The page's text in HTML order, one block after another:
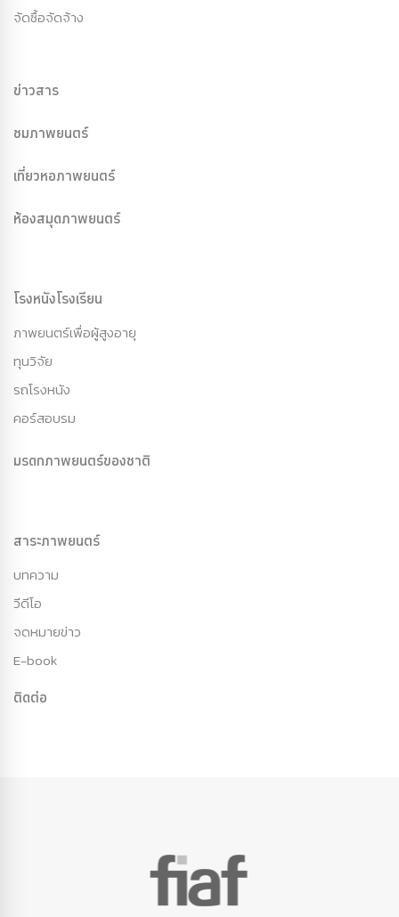
จัดซื้อจัดจ้าง
ข่าวสาร
ชมภาพยนตร์
เที่ยวหอภาพยนตร์
ห้องสมุดภาพยนตร์
โรงหนังโรงเรียน
ภาพยนตร์เพื่อผู้สูงอายุ
ทุนวิจัย
รถโรงหนัง
คอร์สอบรม
มรดกภาพยนตร์ของชาติ
สาระภาพยนตร์
บทความ
วีดีโอ
จดหมายข่าว
E-book
ติดต่อ